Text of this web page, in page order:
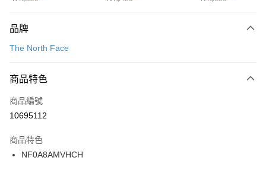
台灣樂天信用卡公司
【關於「AFTEE先享後付」】
便利好安心！
３．安心：先確認商品／服務後，再付款。
【「AFTEE先享後付」結帳流程】
１．於結帳方式選擇「AFTEE先享後付」後，將跳轉至「AFTEE先享後付」
２．訂單成立數日內，您將收到繳費通知簡訊。
３．收到繳費通知簡訊後14天內，點擊此簡訊中的連結，可透過四大超商／
ATM／網路銀行／等多元方式進行付款，方視為交易完成。
運送方式
每筆NT$100，滿NT$1,500(含以上)免運費
宅配
每筆NT$100，滿NT$1,500(含以上)免運費
FZ3073133
品牌
The North Face
商品特色
商品編號
10695112
商品特色
NF0A8AMVHCH